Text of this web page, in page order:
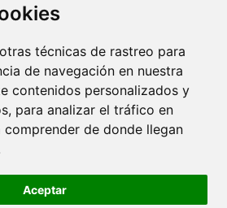
técnicas de rastreo para
de navegación en nuestra
contenidos personalizados y
para analizar el tráfico en
de donde llegan
Aceptar